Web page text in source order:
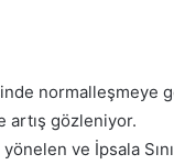
normalleşmeye
artış gözleniyor.
ve İpsala